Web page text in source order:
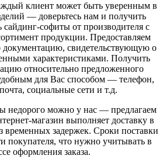
клиент может быть уверенным в
— доверьтесь нам и получить
сайдинг-софиты от производителяс
продукции. Предоставляем
свидетельствующую о
характеристиками. Получить
относительно предложенного
для Вас способом — телефон,
социальные сети и т.д.
недорого можно у нас — предлагаем
магазин выполняет доставку в
временных задержек. Сроки поставки
покупателя, что нужно учитывать в
оформления заказа.